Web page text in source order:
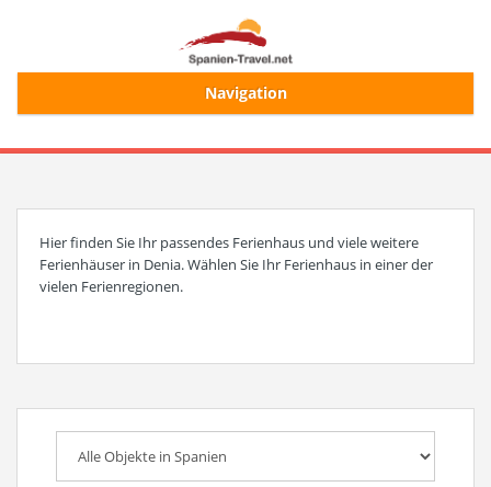
Navigation
Start
Alle Ferienhäuser
Login/Registrierung
Hier finden Sie Ihr passendes Ferienhaus und viele weitere
Ferienhäuser in Denia. Wählen Sie Ihr Ferienhaus in einer der
vielen Ferienregionen.